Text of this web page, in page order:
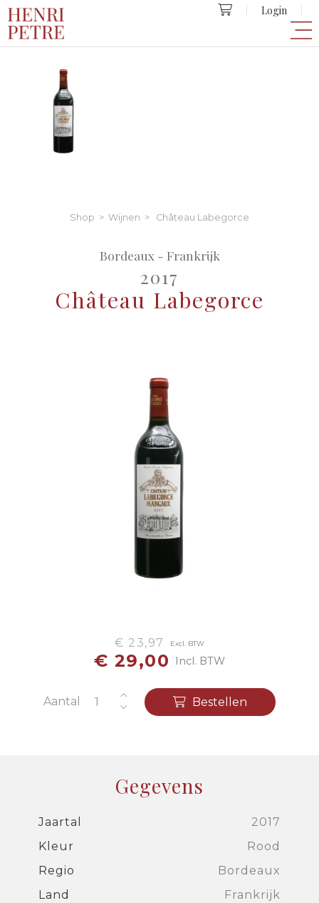
Login
Shop > Wijnen > Château Labegorce
Bordeaux - Frankrijk
2017
Château Labegorce
€ 23,97 Excl. BTW
€ 29,00 Incl. BTW
Aantal Bestellen
Gegevens
Jaartal
2017
Kleur
Rood
Regio
Bordeaux
Land
Frankrijk